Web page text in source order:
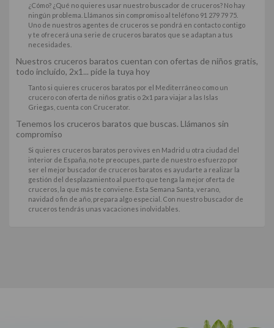
¿Cómo? ¿Qué no quieres usar nuestro buscador de cruceros? No hay
ningún problema. Llámanos sin compromiso al teléfono 91 279 79 75.
Uno de nuestros agentes de cruceros se pondrá en contacto contigo
y te ofrecerá una serie de cruceros baratos que se adaptan a tus
necesidades.
Nuestros cruceros baratos cuentan con ofertas de niños gratis,
todo incluido, 2x1... pide la tuya hoy
Tanto si quieres cruceros baratos por el Mediterráneo como un
crucero con oferta de niños gratis o 2x1 para viajar a las Islas
Griegas , cuenta con Crucerator.
Tenemos los cruceros baratos que buscas. Llámanos sin
compromiso
Si quieres cruceros baratos pero vives en Madrid u otra ciudad del
interior de España, no te preocupes, parte de nuestro esfuerzo por
ser el mejor buscador de cruceros baratos es ayudarte a realizar la
gestión del desplazamiento al puerto que tenga la mejor oferta de
cruceros, la que más te conviene. Esta Semana Santa, verano,
navidad o fin de año, prepara algo especial. Con nuestro buscador de
cruceros tendrás unas vacaciones inolvidables.